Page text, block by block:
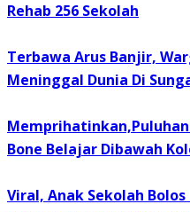
Rehab 256 Sekolah
Terbawa Arus Banjir,
Meninggal Dunia Di
Memprihatinkan,Puluhan
Bone Belajar Dibawah
Viral, Anak Sekolah